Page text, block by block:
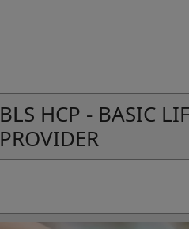
BLS HCP - BASIC
PROVIDER